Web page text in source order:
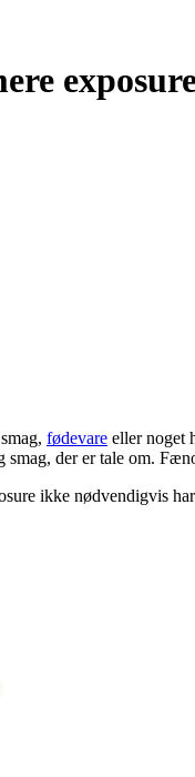
fødevare eller noget
der er tale om.
ikke nødvendigvis